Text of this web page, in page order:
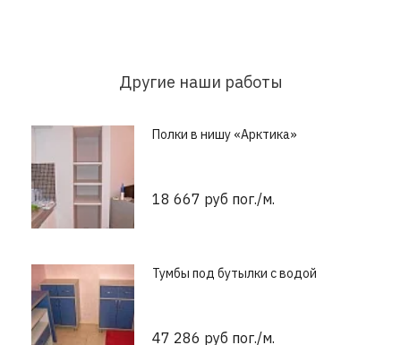
Другие наши работы
Полки в нишу «Арктика»
18 667 руб пог./м.
Тумбы под бутылки с водой
47 286 руб пог./м.